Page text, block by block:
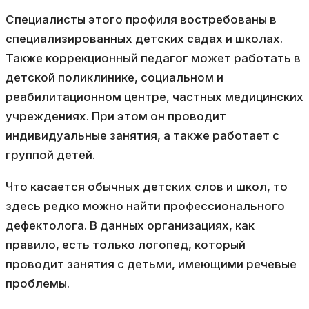
Специалисты этого профиля востребованы в
специализированных детских садах и школах.
Также коррекционный педагог может работать в
детской поликлинике, социальном и
реабилитационном центре, частных медицинских
учреждениях. При этом он проводит
индивидуальные занятия, а также работает с
группой детей.
Что касается обычных детских слов и школ, то
здесь редко можно найти профессионального
дефектолога. В данных организациях, как
правило, есть только логопед, который
проводит занятия с детьми, имеющими речевые
проблемы.